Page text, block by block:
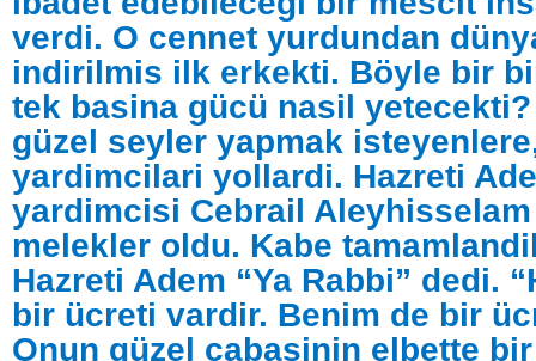
verdi. O cennet yurdundan
indirilmis ilk erkekti. Böyle bir
tek basina gücü nasil
güzel seyler yapmak
yardimcilari yollardi. Hazreti
yardimcisi Cebrail
melekler oldu. Kabe
Hazreti Adem “Ya Rabbi” dedi.
bir ücreti vardir. Benim de bir
Onun güzel çabasinin elbette